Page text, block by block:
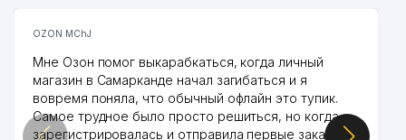
OZON MChJ
Мне Озон помог выкарабкаться, когда личный
магазин в Самарканде начал загибаться и я
вовремя поняла, что обычный офлайн это тупик.
Самое трудное было просто решиться, но когда
зарегистрировалась и отправила первые заказы,